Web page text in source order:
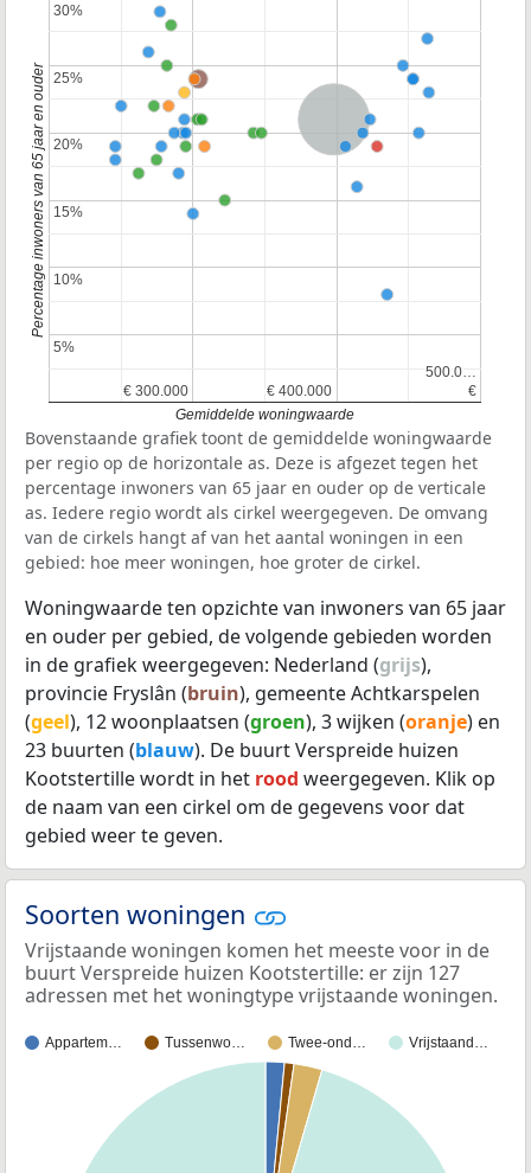
Nederland
€ 300.000
€ 300.000 € 400.000
€ 400.000 €
€
500.0…
500.0…
5%
5%
10%
10%
15%
15%
20%
20%
25%
25%
30%
30%
Gemiddelde woningwaarde
Percentage inwoners van 65 jaar en ouder
Bovenstaande grafiek toont de gemiddelde woningwaarde
per regio op de horizontale as. Deze is afgezet tegen het
percentage inwoners van 65 jaar en ouder op de verticale
as. Iedere regio wordt als cirkel weergegeven. De omvang
van de cirkels hangt af van het aantal woningen in een
gebied: hoe meer woningen, hoe groter de cirkel.
Woningwaarde ten opzichte van inwoners van 65 jaar
en ouder per gebied, de volgende gebieden worden
in de grafiek weergegeven: Nederland (grijs),
provincie Fryslân (bruin), gemeente Achtkarspelen
(geel), 12 woonplaatsen (groen), 3 wijken (oranje) en
23 buurten (blauw). De buurt Verspreide huizen
Kootstertille wordt in het rood weergegeven. Klik op
de naam van een cirkel om de gegevens voor dat
gebied weer te geven.
Soorten woningen
Vrijstaande woningen komen het meeste voor in de
buurt Verspreide huizen Kootstertille: er zijn 127
adressen met het woningtype vrijstaande woningen.
Appartem… Tussenwo… Twee-ond… Vrijstaand…